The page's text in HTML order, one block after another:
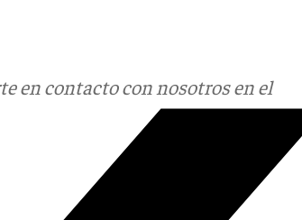
en contacto con nosotros en el